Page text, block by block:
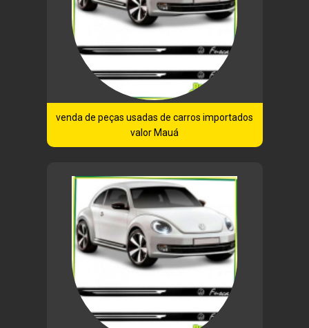
venda de peças usadas de carros importados
valor Mauá